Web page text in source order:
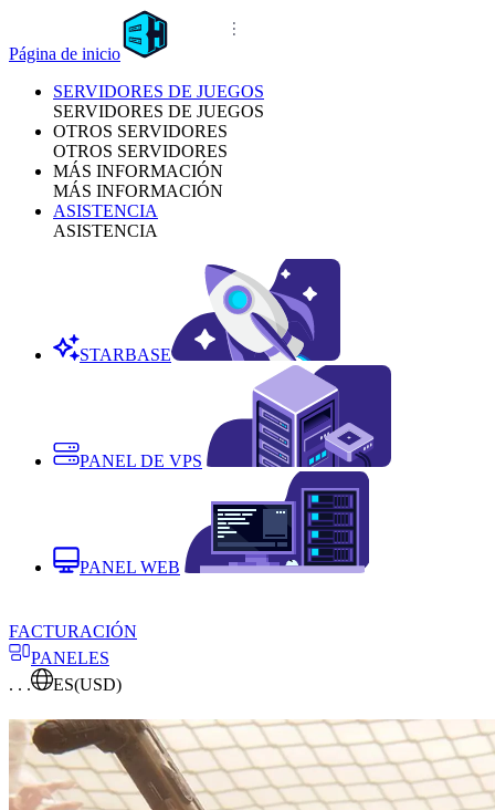
Página de inicio
SERVIDORES DE JUEGOS
SERVIDORES DE JUEGOS
OTROS SERVIDORES
OTROS SERVIDORES
MÁS INFORMACIÓN
MÁS INFORMACIÓN
ASISTENCIA
ASISTENCIA
STARBASE
PANEL DE VPS
PANEL WEB
FACTURACIÓN
PANELES
. . .
ES(USD)